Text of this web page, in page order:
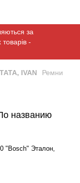
за
-
IVAN Ремни
названию
"Bosch" Эталон,